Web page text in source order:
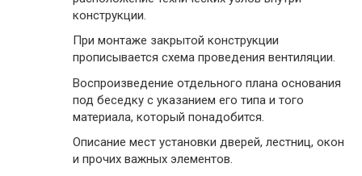
конструкции.
При монтаже закрытой конструкции
прописывается схема проведения вентиляции.
Воспроизведение отдельного плана основания
под беседку с указанием его типа и того
материала, который понадобится.
Описание мест установки дверей, лестниц, окон
и прочих важных элементов.